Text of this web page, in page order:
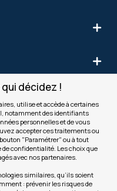
décidez !
utilise et accède à certaines
notamment des identifiants
personnelles et de vous
accepter ces traitements ou
"Paramétrer" ou à tout
de confidentialité. Les choix que
avec nos partenaires.
similaires, qu’ils soient
: prévenir les risques de
Valider